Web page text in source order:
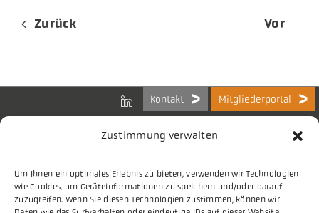
Zustimmung verwalten
Um Ihnen ein optimales Erlebnis zu bieten, verwenden wir Technologien
wie Cookies, um Geräteinformationen zu speichern und/oder darauf
zuzugreifen. Wenn Sie diesen Technologien zustimmen, können wir
Zurück Vor
Kontakt Mitgliederportal
Bundes-Arbeitsgemeinschaft
der Kommunalen IT-Dienstleister e.V.
Charlottenstraße 65